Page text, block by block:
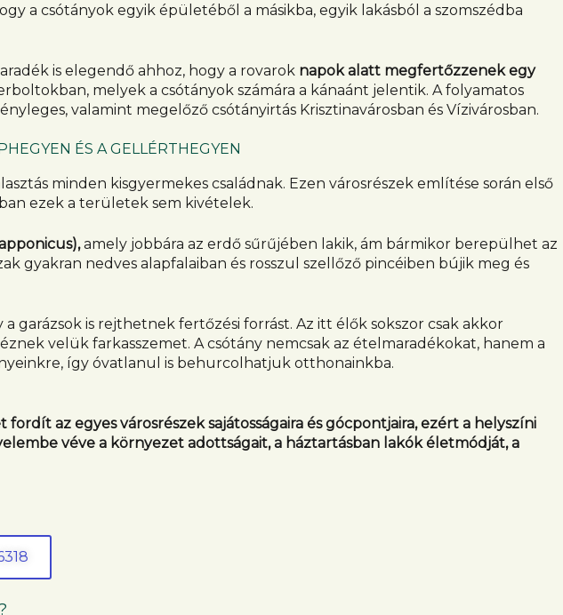
a csótányok egyik épületéből a másikba, egyik lakásból a szomszédba
is elegendő ahhoz, hogy a rovarok napok alatt megfertőzzenek egy
melyek a csótányok számára a kánaánt jelentik. A folyamatos
valamint megelőző csótányirtás Krisztinavárosban és Vízivárosban.
ÉS A GELLÉRTHEGYEN
minden kisgyermekes családnak. Ezen városrészek említése során első
ezek a területek sem kivételek.
amely jobbára az erdő sűrűjében lakik, ám bármikor berepülhet az
gyakran nedves alapfalaiban és rosszul szellőző pincéiben bújik meg és
is rejthetnek fertőzési forrást. Az itt élők sokszor csak akkor
velük farkasszemet. A csótány nemcsak az ételmaradékokat, hanem a
így óvatlanul is behurcolhatjuk otthonainkba.
az egyes városrészek sajátosságaira és gócpontjaira, ezért a helyszíni
véve a környezet adottságait, a háztartásban lakók életmódját, a